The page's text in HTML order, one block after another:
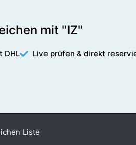
mit "IZ"
DHL Live prüfen & direkt
Liste